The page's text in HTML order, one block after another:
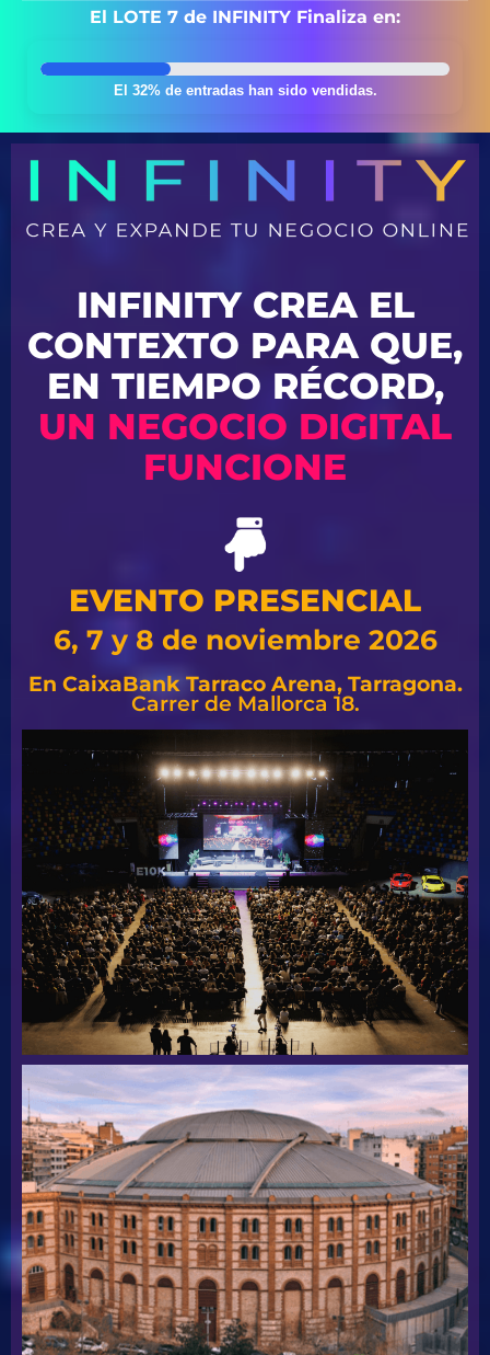
El LOTE 7 de INFINITY Finaliza en:
El 32% de entradas han sido vendidas.
INFINITY CREA EL
CONTEXTO PARA QUE,
EN TIEMPO RÉCORD,
UN NEGOCIO DIGITAL
FUNCIONE
EVENTO PRESENCIAL
6, 7 y 8 de noviembre 2026
En CaixaBank Tarraco Arena, Tarragona.
Carrer de Mallorca 18.